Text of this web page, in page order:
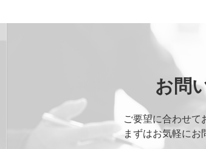
お問
ご要望に合わせて
まずはお気軽にお